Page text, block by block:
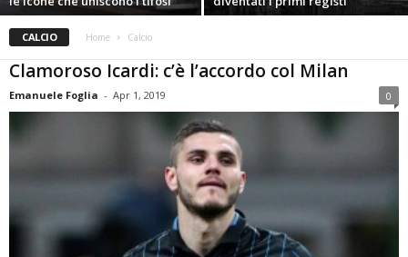
CALCIO Home Calcio
Clamoroso Icardi: c’è l’accordo col Milan
Emanuele Foglia - Apr 1, 2019 0